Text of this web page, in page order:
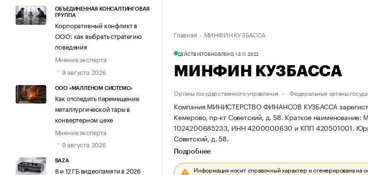
ОБЪЕДИНЕННАЯ КОНСАЛТИНГОВАЯ
ГРУППА
Корпоративный конфликт в
ООО: как выбрать стратегию
поведения
Мнение эксперта
9 августа 2026
ООО «МАЛЛЕНОМ СИСТЕМС»
Как отследить перемещение
металлургической тары в
конвертерном цехе
Мнение эксперта
9 августа 2026
BAZA
8 и 12 ГБ видеопамяти в 2026
Главная МИНФИН КУЗБАССА
ДЕЙСТВУЕТОБНОВЛЕНО, 13.11.2022
МИНФИН КУЗБАССА
Органы государственного управления Федеральные органы
Компания МИНИСТЕРСТВО ФИНАНСОВ КУЗБАССА
Кемерово, пр-кт Советский, д. 58. Краткое
1024200685233, ИНН 4200000630 и КПП 420501001.
Советский, д. 58.
Подробнее
Информация носит справочный характер и сгенерирована на